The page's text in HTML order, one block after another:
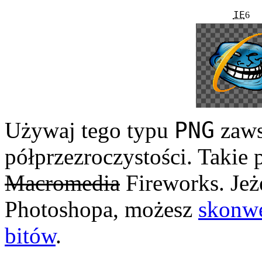
IE6
Używaj tego typu PNG
półprzezroczystości.
Macromedia Fireworks.
Photoshopa, możesz
bitów.